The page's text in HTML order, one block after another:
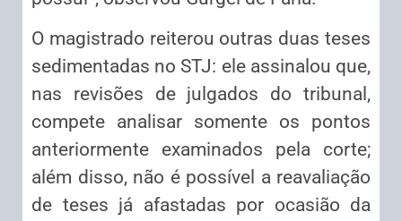
O magistrado reiterou outras duas teses
sedimentadas no STJ: ele assinalou que,
nas revisões de julgados do tribunal,
compete analisar somente os pontos
anteriormente examinados pela corte;
além disso, não é possível a reavaliação
de teses já afastadas por ocasião da